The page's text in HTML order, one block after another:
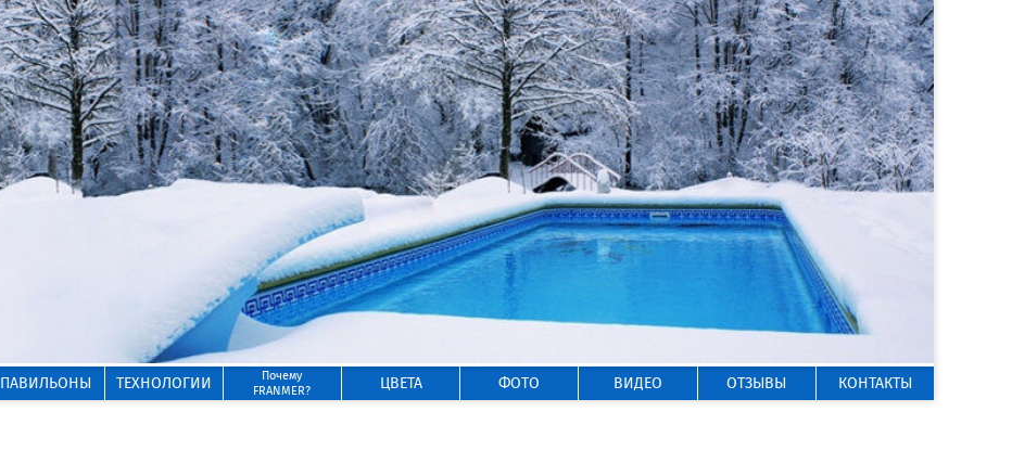
ГОРЯЧАЯ ЛИНИЯ
8 800 200-50-35
Звонок по России бесплатный
ПАВИЛЬОНЫ ТЕХНОЛОГИИ
Почему
FRANMER?
ЦВЕТА ФОТО ВИДЕО ОТЗЫВЫ КОНТАКТЫ